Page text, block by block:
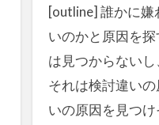
[outline] 誰かに
いのかと原因を
は見つからない
それは検討違い
いの原因を見つ